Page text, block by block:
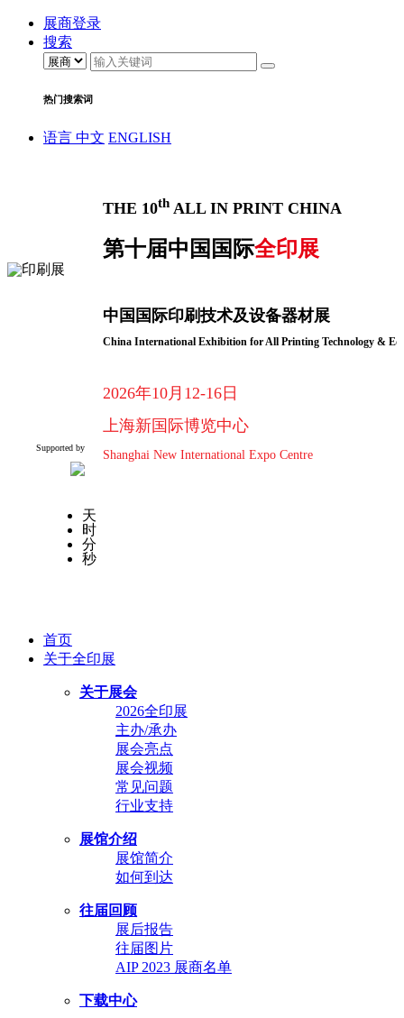
展商登录
搜索
热门搜索词
语言 中文 ENGLISH
THE 10th ALL IN PRINT CHINA
第十届中国国际全印展
中国国际印刷技术及设备器材展
China International Exhibition for All Printing Technology &
2026年10月12-16日
上海新国际博览中心
Shanghai New International Expo Centre
Supported by
天
时
分
秒
首页
关于全印展
关于展会
2026全印展
主办/承办
展会亮点
展会视频
常见问题
行业支持
展馆介绍
展馆简介
如何到达
往届回顾
展后报告
往届图片
AIP 2023 展商名单
下载中心